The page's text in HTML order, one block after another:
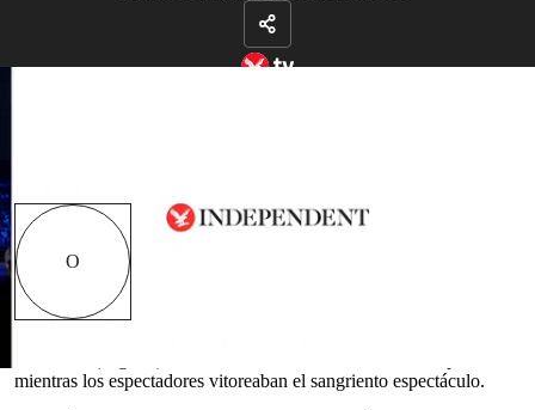
O
ficialmente, el espectáculo del domingo por la
noche en la Casa Blanca—“UFC
mientras los espectadores vitoreaban el sangriento espectáculo.